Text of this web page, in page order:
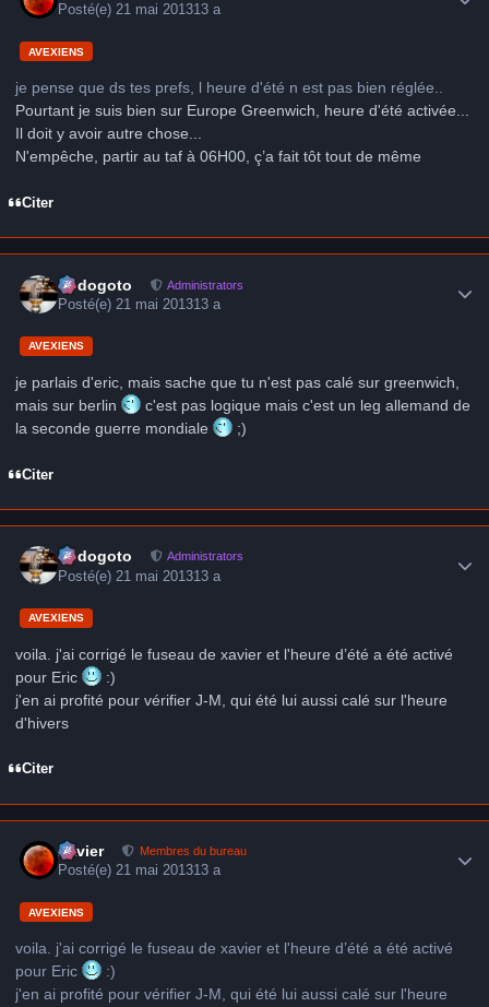
Posté(e)21 mai 201313 a
AVEXIENS
je pense que ds tes prefs, l heure d'été n est pas bien réglée..
Pourtant je suis bien sur Europe Greenwich, heure d'été activée...
Il doit y avoir autre chose...
N'empêche, partir au taf à 06H00, ç’a fait tôt tout de même
Citer
frédogoto Administrators
Posté(e)21 mai 201313 a
AVEXIENS
je parlais d'eric, mais sache que tu n'est pas calé sur greenwich,
mais sur berlin
c'est pas logique mais c'est un leg allemand de
la seconde guerre mondiale
;)
Citer
frédogoto Administrators
Posté(e) 21 mai 201313 a
AVEXIENS
voila. j'ai corrigé le fuseau de xavier et l'heure d’été a été activé
pour Eric
:)
j'en ai profité pour vérifier J-M, qui été lui aussi calé sur l'heure
d'hivers
Citer
Xavier Membres du bureau
Posté(e)21 mai 201313 a
AVEXIENS
voila. j'ai corrigé le fuseau de xavier et l'heure d’été a été activé
pour Eric
:)
j'en ai profité pour vérifier J-M, qui été lui aussi calé sur l'heure